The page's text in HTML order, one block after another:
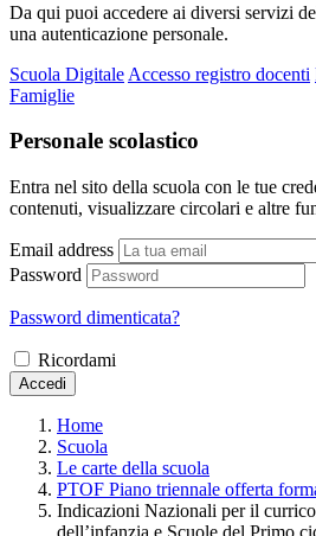
Da qui puoi accedere ai diversi servizi
una autenticazione personale.
Scuola Digitale Accesso registro docenti
Famiglie
Personale scolastico
Entra nel sito della scuola con le tue
contenuti, visualizzare circolari e altre
Email address
Password
Password dimenticata?
Ricordami
Accedi
Home
Scuola
Le carte della scuola
PTOF Piano triennale offerta
Indicazioni Nazionali per il
dell’infanzia e Scuole del Primo